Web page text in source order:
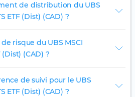
de distribution du UBS
ETF (Dist) (CAD) ?
risque du UBS MSCI
(Dist) (CAD) ?
de suivi pour le UBS
ETF (Dist) (CAD) ?